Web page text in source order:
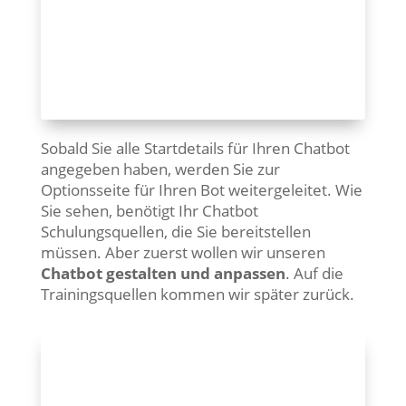
Sobald Sie alle Startdetails für Ihren Chatbot
angegeben haben, werden Sie zur
Optionsseite für Ihren Bot weitergeleitet. Wie
Sie sehen, benötigt Ihr Chatbot
Schulungsquellen, die Sie bereitstellen
müssen. Aber zuerst wollen wir unseren
Chatbot gestalten und anpassen. Auf die
Trainingsquellen kommen wir später zurück.